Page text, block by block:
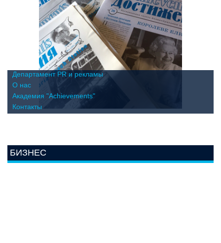
Департамент PR и рекламы
О нас
Академия "Achievements"
Контакты
БИЗНЕС